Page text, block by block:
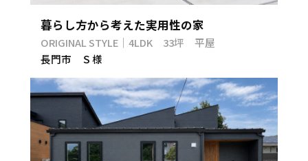
暮らし方から考えた実用性の家
ORIGINAL STYLE｜4LDK 33坪 平屋
長門市 Ｓ様